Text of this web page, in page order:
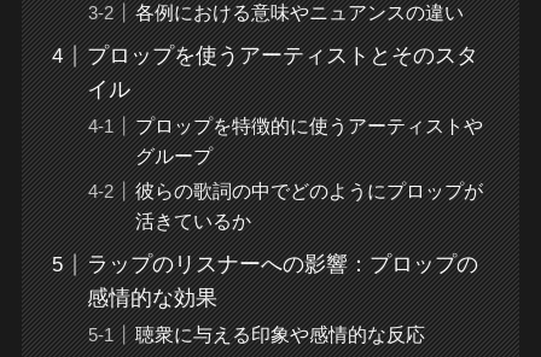
各例における意味やニュアンスの違い
プロップを使うアーティストとそのスタ
イル
プロップを特徴的に使うアーティストや
グループ
彼らの歌詞の中でどのようにプロップが
活きているか
ラップのリスナーへの影響：プロップの
感情的な効果
聴衆に与える印象や感情的な反応